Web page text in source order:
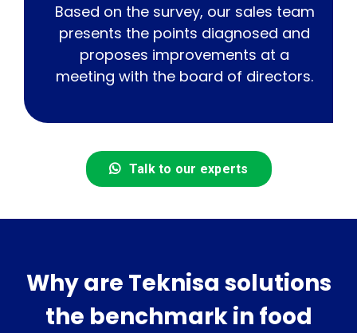
Based on the survey, our sales team
presents the points diagnosed and
proposes improvements at a
meeting with the board of directors.
Talk to our experts
Why are Teknisa solutions
the benchmark in food